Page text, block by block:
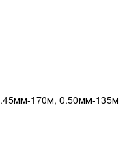
170м, 0.50мм-135м